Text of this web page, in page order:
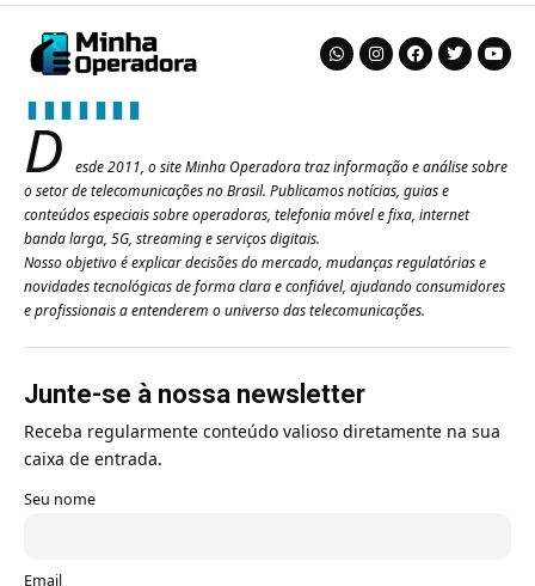
D
esde 2011, o site Minha Operadora traz informação e análise sobre
o setor de telecomunicações no Brasil. Publicamos notícias, guias e
conteúdos especiais sobre operadoras, telefonia móvel e fixa, internet
banda larga, 5G, streaming e serviços digitais.
Nosso objetivo é explicar decisões do mercado, mudanças regulatórias e
novidades tecnológicas de forma clara e confiável, ajudando consumidores
e profissionais a entenderem o universo das telecomunicações.
Junte-se à nossa newsletter
Receba regularmente conteúdo valioso diretamente na sua
caixa de entrada.
Seu nome
Email